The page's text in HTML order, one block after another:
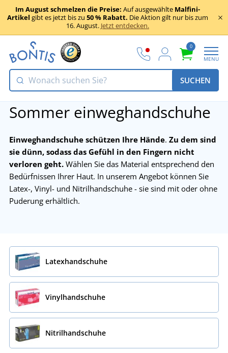
Im August schmelzen die Preise: Auf ausgewählte Malfini-
Artikel gibt es jetzt bis zu 50 % Rabatt. Die Aktion gilt nur bis zum
16. August. Jetzt entdecken.
0
MENU
SUCHEN
Sommer einweghandschuhe
Einweghandschuhe schützen Ihre Hände. Zu dem sind
sie dünn, sodass das Gefühl in den Fingern nicht
verloren geht. Wählen Sie das Material entsprechend den
Bedürfnissen Ihrer Haut. In unserem Angebot können Sie
Latex-, Vinyl- und Nitrilhandschuhe - sie sind mit oder ohne
Puderung erhältlich.
Latexhandschuhe
Vinylhandschuhe
Nitrilhandschuhe